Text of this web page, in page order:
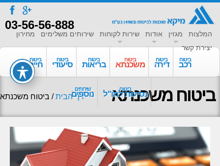
המלצות מגזין אודות שירות לקוחות שירותים משלימים
מחירון
יצירת קשר
f
a
03-56-56-888
ביטוח
רכב ביטוח
דירה ביטוח
משכנתא ביטוח
בריאות ביטוח
סיעודי ביטוח
חיים
ביטוח
נסיעות לחו"ל שירותים
נוספים ביטוח משכנתא דף הבית/ ביטוח משכנתא